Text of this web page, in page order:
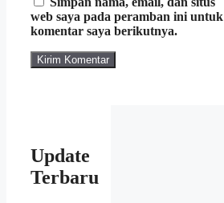
web saya pada peramban ini untuk
komentar saya berikutnya.
Update
Terbaru